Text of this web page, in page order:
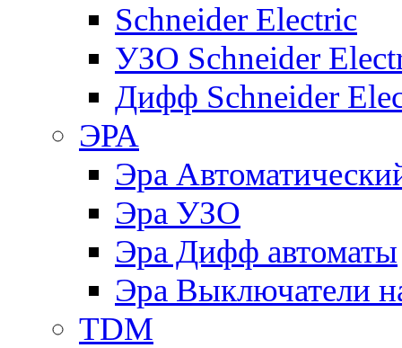
Schneider Electric
УЗО Schneider
Дифф Schneider
ЭРА
Эра
Эра УЗО
Эра Дифф автоматы
Эра Выключатели
TDM